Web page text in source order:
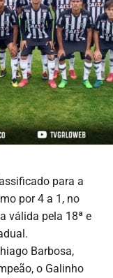
para a
por 4 a 1, no
válida pela 18ª e
Barbosa,
o Galinho